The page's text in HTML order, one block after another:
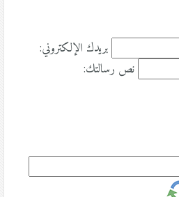
بريدك الإلكتروني:
نص رسالتك: